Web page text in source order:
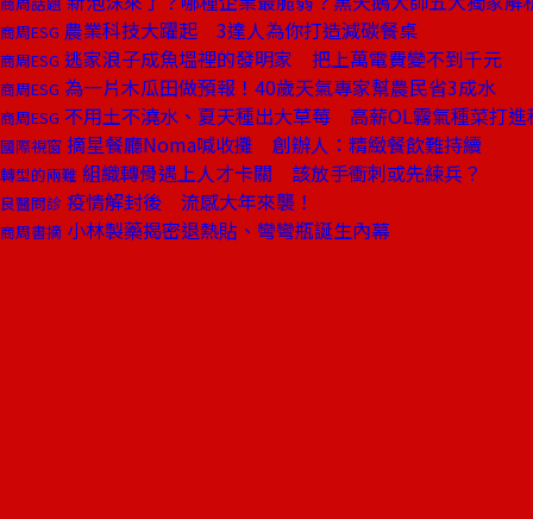
商周ESG 農業科技大躍起 3達人為你打造減碳餐桌
商周ESG 逃家浪子成魚塭裡的發明家 把上萬電費變不到千元
商周ESG 為一片木瓜田做預報！40歲天氣專家幫農民省3成水
商周ESG 不用土不澆水、夏天種出大草莓 高薪OL霧氣種菜打進
國際視窗 摘星餐廳Noma喊收攤 創辦人：精緻餐飲難持續
轉型的兩難 組織轉骨遇上人才卡關 該放手衝刺或先練兵？
良醫問診 疫情解封後 流感大年來襲！
商周書摘 小林製藥揭密退熱貼、彎彎瓶誕生內幕